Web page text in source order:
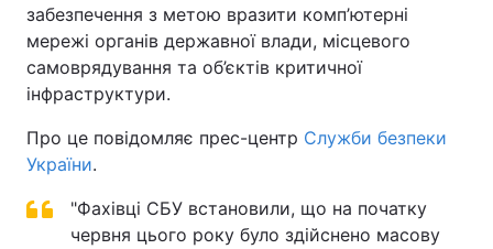
забезпечення з метою вразити комп’ютерні
мережі органів державної влади, місцевого
самоврядування та об’єктів критичної
інфраструктури.
Про це повідомляє прес-центр Служби безпеки
України.
"Фахівці СБУ встановили, що на початку
червня цього року було здійснено масову